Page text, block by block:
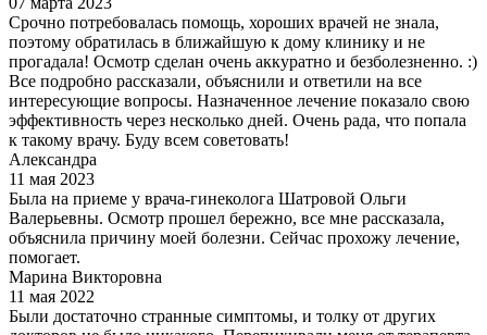
Срочно потребовалась помощь, хороших врачей не знала,
поэтому обратилась в ближайшую к дому клинику и не
прогадала! Осмотр сделан очень аккуратно и безболезненно. :)
Все подробно рассказали, объяснили и ответили на все
интересующие вопросы. Назначенное лечение показало свою
эффективность через несколько дней. Очень рада, что попала
к такому врачу. Буду всем советовать!
Александра
11 мая 2023
Была на приеме у врача-гинеколога Шатровой Ольги
Валерьевны. Осмотр прошел бережно, все мне рассказала,
объяснила причину моей болезни. Сейчас прохожу лечение,
помогает.
Марина Викторовна
11 мая 2022
Были достаточно странные симптомы, и толку от других